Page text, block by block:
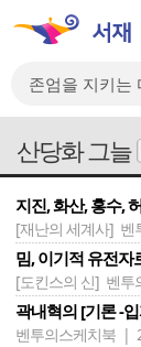
산당화 그늘
지진, 화산, 홍수,
[재난의 세계사] 벤
밈, 이기적 유전자
[도킨스의 신] 벤투
곽내혁의 [기론 -
벤투의스케치북 |